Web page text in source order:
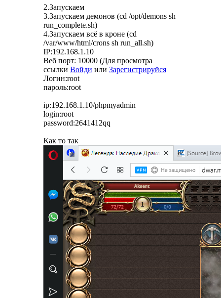
2.Запускаем
3.Запускаем демонов (cd /opt/demons sh
run_complete.sh)
4.Запускаем всё в кроне (cd
/var/www/html/crons sh run_all.sh)
IP:192.168.1.10
Веб порт: 10000 (Для просмотра
ссылки Войди или Зарегистрируйся
Логин:root
пароль:root
ip:192.168.1.10/phpmyadmin
login:root
password:2641412qq
Как то так